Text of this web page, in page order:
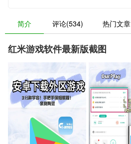
简介 评论(534) 热门文章
红米游戏软件最新版截图